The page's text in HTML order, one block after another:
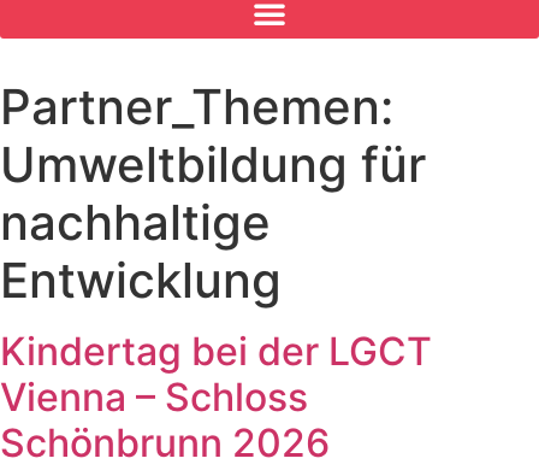
Partner_Themen:
Umweltbildung für
nachhaltige
Entwicklung
Kindertag bei der LGCT
Vienna – Schloss
Schönbrunn 2026